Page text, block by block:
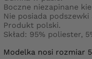
Boczne niezapinane
Nie posiada podszewki
Produkt polski.
Skład: 95% poliester,
Modelka nosi rozmiar